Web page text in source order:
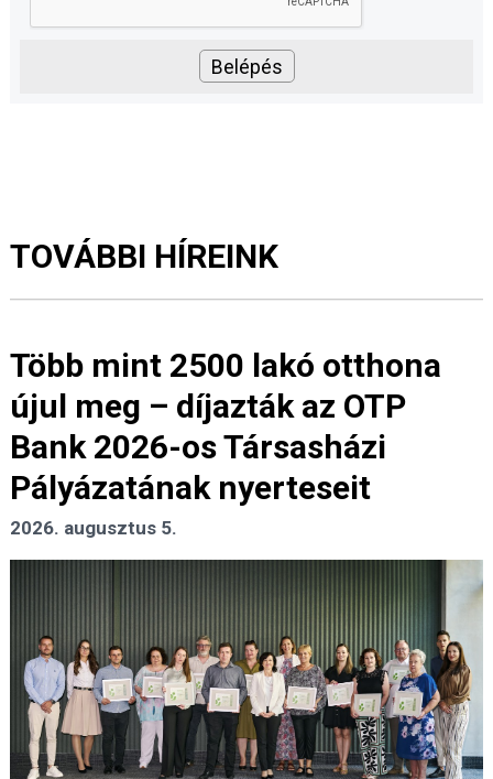
TOVÁBBI HÍREINK
Több mint 2500 lakó otthona
újul meg – díjazták az OTP
Bank 2026-os Társasházi
Pályázatának nyerteseit
2026. augusztus 5.